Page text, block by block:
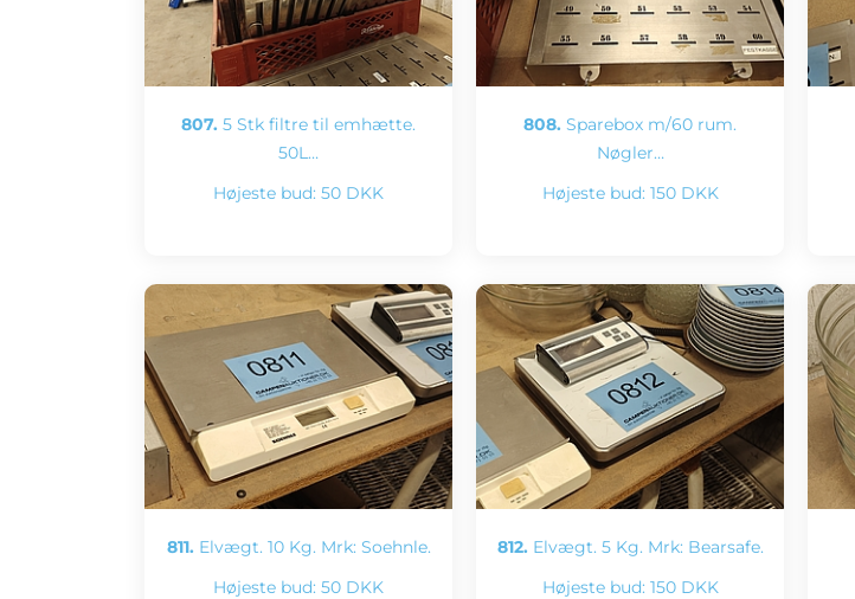
807. 5 Stk filtre til emhætte.
50L…
Højeste bud: 50 DKK
808. Sparebox m/60 rum.
Nøgler…
Højeste bud: 150 DKK
811. Elvægt. 10 Kg. Mrk: Soehnle.
Højeste bud: 50 DKK
812. Elvægt. 5 Kg. Mrk: Bearsafe.
Højeste bud: 150 DKK